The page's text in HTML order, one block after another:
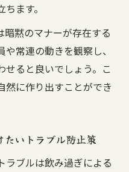
ます。
黙のマナーが存在する
常連の動きを観察し、
せると良いでしょう。こ
然に作り出すことができ
いトラブル防止策
ラブルは飲み過ぎによる